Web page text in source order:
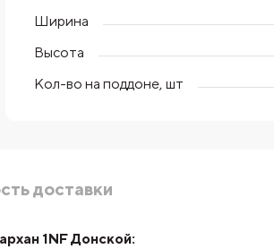
Ширина
Высота
Кол-во на поддоне, шт
доставки
1NF Донской: